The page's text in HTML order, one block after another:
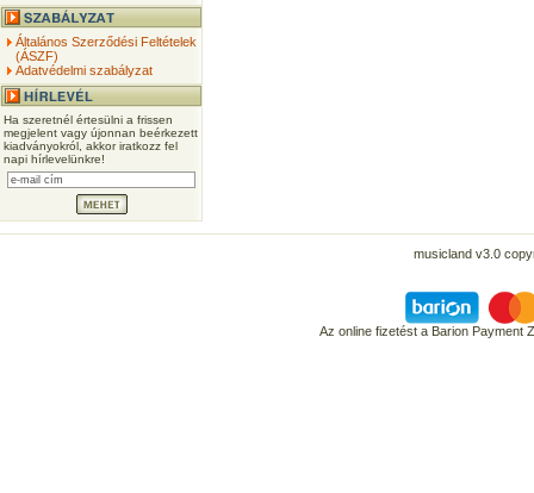
Általános Szerződési Feltételek
(ÁSZF)
Adatvédelmi szabályzat
Ha szeretnél értesülni a frissen
megjelent vagy újonnan beérkezett
kiadványokról, akkor iratkozz fel
napi hírlevelünkre!
musicland v3.0
Az online fizetést a Barion Payment